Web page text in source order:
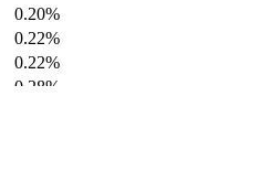
0.20%
0.22%
0.22%
0.28%